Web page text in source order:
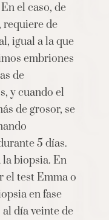
el caso, de
requiere de
igual a la que
embriones
de
y cuando el
de grosor, se
5 días.
la biopsia. En
el test Emma o
en fase
día veinte de